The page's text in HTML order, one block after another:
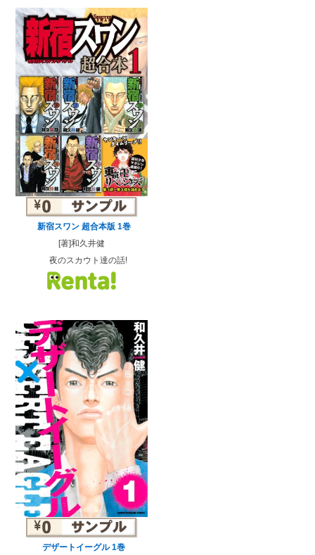
新宿スワン 超合本版 1巻
[著]和久井健
夜のスカウト達の話!
デザートイーグル 1巻